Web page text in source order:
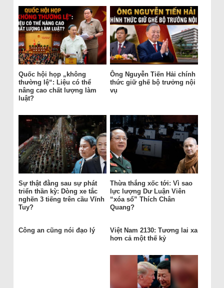
Quốc hội họp „không
thường lệ“: Liệu có thể
nâng cao chất lượng làm
luật?
Ông Nguyễn Tiến Hải chính
thức giữ ghế bộ trưởng nội
vụ
Sự thật đằng sau sự phát
triển thần kỳ: Dòng xe tắc
nghẽn 3 tiếng trên cầu Vĩnh
Tuy?
Thừa thắng xốc tới: Vì sao
lực lượng Dư Luận Viên
“xóa sổ” Thích Chân
Quang?
Công an cũng nói đạo lý
Việt Nam 2130: Tương lai xa
hơn cả một thế kỷ